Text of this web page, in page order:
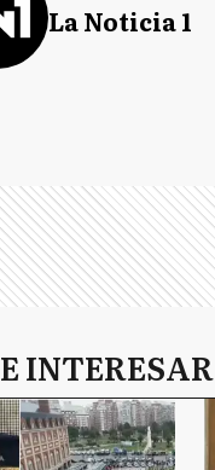
La Noticia 1
INTERESAR